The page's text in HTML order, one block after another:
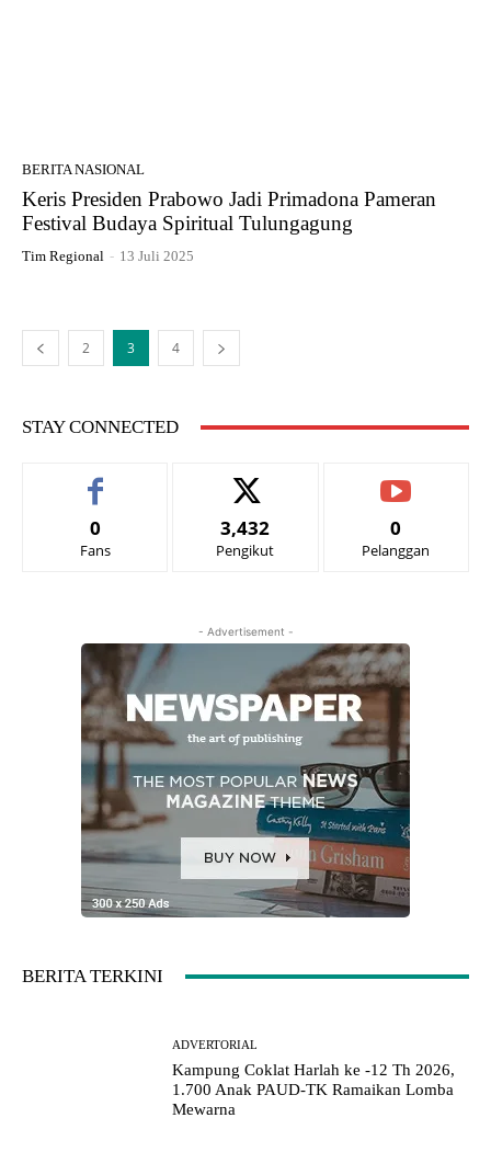
BERITA NASIONAL
Keris Presiden Prabowo Jadi Primadona Pameran
Festival Budaya Spiritual Tulungagung
Tim Regional - 13 Juli 2025
2 3 4
STAY CONNECTED
0
Fans
3,432
Pengikut
0
Pelanggan
- Advertisement -
BERITA TERKINI
ADVERTORIAL
Kampung Coklat Harlah ke -12 Th 2026,
1.700 Anak PAUD-TK Ramaikan Lomba
Mewarna